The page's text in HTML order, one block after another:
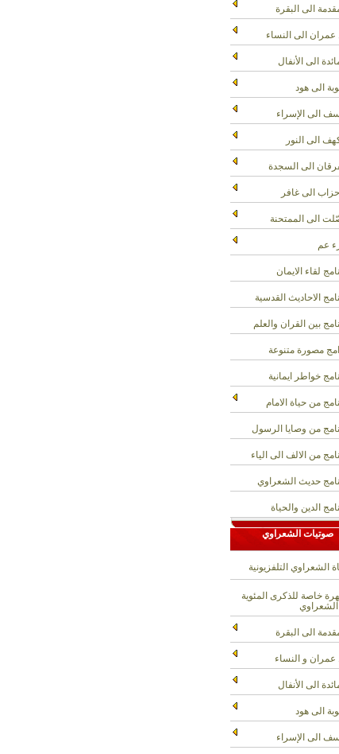
الى البقرة
الى النساء
الى الأنفال
الى هود
الى الإسراء
الى النور
الى السجدة
الى غافر
الى الممتحنة
عم
لقاء الايمان
الاحاديث القدسية
بين القران والعلم
مصورة متنوعة
خواطر ايمانية
من حياة الامام
من وصايا الرسول
من الالف الى الياء
حديث الشعراوي
الدين والحياة
صوتيات الشعراوي
الشعراوي التلفزيونية
خاصة للذكرى المئوية
الى البقرة
و النساء
الى الأنفال
الى هود
الى الإسراء